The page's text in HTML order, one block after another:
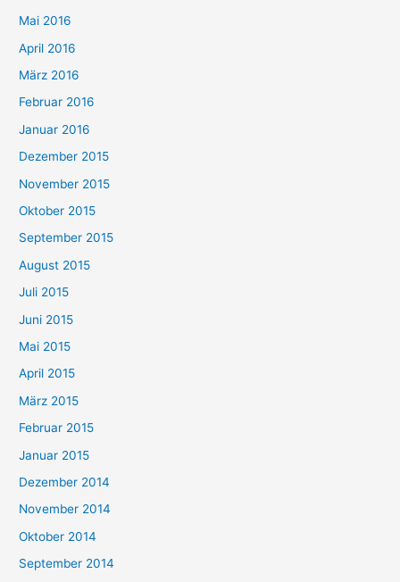
Mai 2016
April 2016
März 2016
Februar 2016
Januar 2016
Dezember 2015
November 2015
Oktober 2015
September 2015
August 2015
Juli 2015
Juni 2015
Mai 2015
April 2015
März 2015
Februar 2015
Januar 2015
Dezember 2014
November 2014
Oktober 2014
September 2014